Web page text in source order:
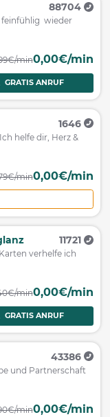
88704
wieder
min0,00€/min
GRATIS ANRUF
1646
helfe dir, Herz &
min0,00€/min
11721
verhelfe ich
min0,00€/min
GRATIS ANRUF
43386
und Partnerschaft
min0,00€/min